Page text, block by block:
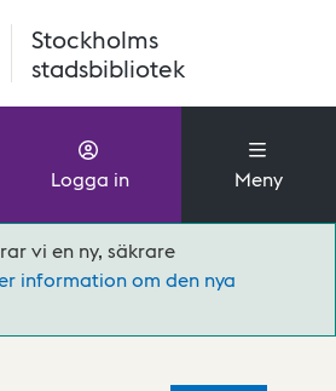
Stockholms
stadsbibliotek
Logga in Meny
vi en ny, säkrare
information om den nya